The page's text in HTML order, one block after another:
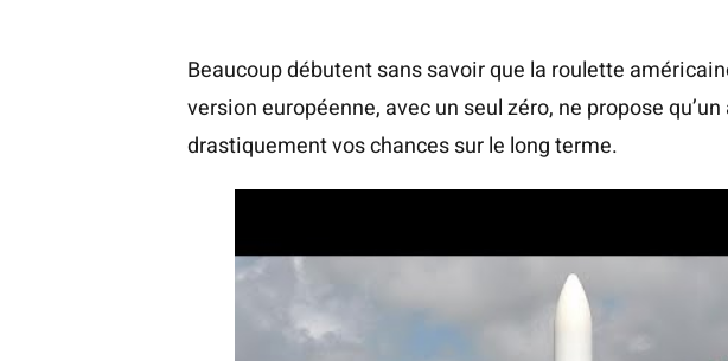
Beaucoup débutent sans savoir que la roulette
version européenne, avec un seul zéro, ne propose
drastiquement vos chances sur le long terme.